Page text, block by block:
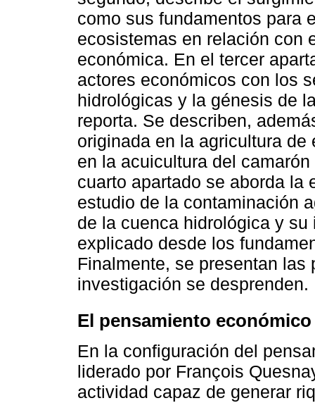
como sus fundamentos para
ecosistemas en relación con
económica. En el tercer
actores económicos con los
hidrológicas y la génesis de
reporta. Se describen,
originada en la agricultura
en la acuicultura del
cuarto apartado se aborda la
estudio de la contaminación
de la cuenca hidrológica y
explicado desde los
Finalmente, se presentan
investigación se desprenden.
El pensamiento
En la configuración del
liderado por François
actividad capaz de generar